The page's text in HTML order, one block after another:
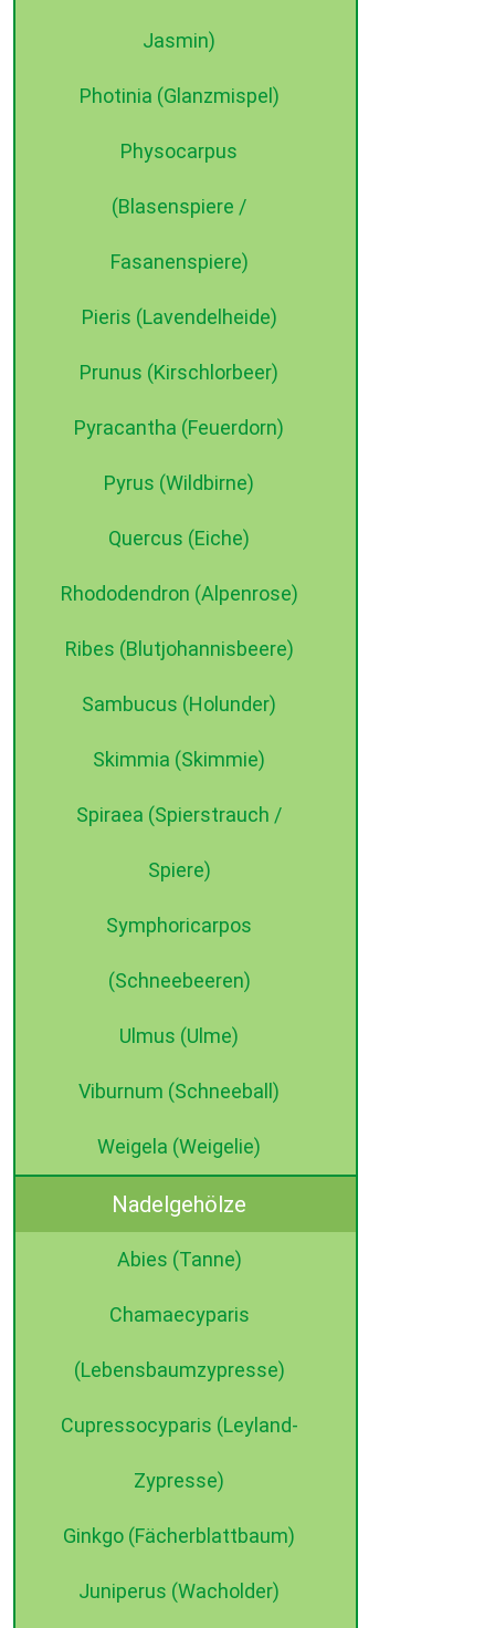
Jasmin)
Photinia (Glanzmispel)
Physocarpus
(Blasenspiere /
Fasanenspiere)
Pieris (Lavendelheide)
Prunus (Kirschlorbeer)
Pyracantha (Feuerdorn)
Pyrus (Wildbirne)
Quercus (Eiche)
Rhododendron (Alpenrose)
Ribes (Blutjohannisbeere)
Sambucus (Holunder)
Skimmia (Skimmie)
Spiraea (Spierstrauch /
Spiere)
Symphoricarpos
(Schneebeeren)
Ulmus (Ulme)
Viburnum (Schneeball)
Weigela (Weigelie)
Nadelgehölze
Abies (Tanne)
Chamaecyparis
(Lebensbaumzypresse)
Cupressocyparis (Leyland-
Zypresse)
Ginkgo (Fächerblattbaum)
Juniperus (Wacholder)